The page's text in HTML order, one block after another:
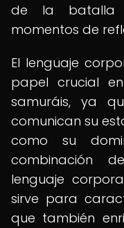
de la batalla
momentos de
El lenguaje
papel crucial
samuráis, ya
comunican su
como su
combinación
lenguaje
sirve para
que también